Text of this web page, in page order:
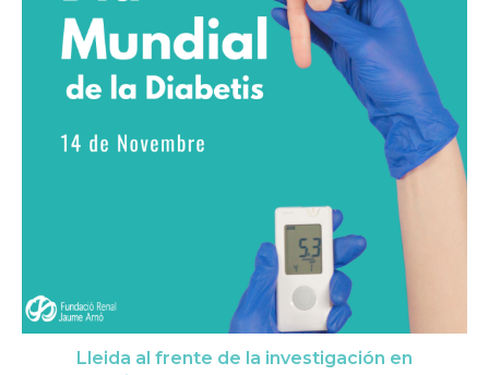
Lleida al frente de la investigación en